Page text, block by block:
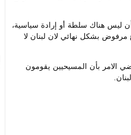
ليس هناك سلطة أو إرادة سياسية،
بشكل نهائي لان لبنان لا
الامر بأن المسيحيين يقومون